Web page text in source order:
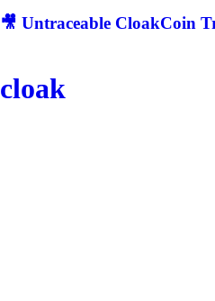
🎥 Untraceable CloakCoin
cloak